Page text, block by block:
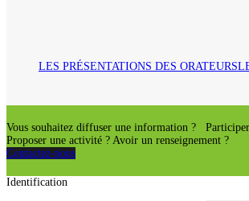
LES PRÉSENTATIONS DES ORATEURS
Vous souhaitez diffuser une information ?
Proposer une activité ? Avoir un renseignement ?
Contactez-nous
Identification